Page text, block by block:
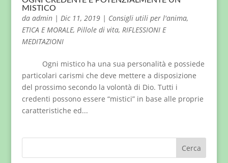
MISTICO
da admin| Dic 11, 2019| Consigli utili per l'anima,
ETICA E MORALE, Pillole di vita, RIFLESSIONI E
MEDITAZIONI
Ogni mistico ha una sua personalità e possiede
particolari carismi che deve mettere a disposizione
del prossimo secondo la volontà di Dio. Tutti i
credenti possono essere “mistici” in base alle proprie
caratteristiche ed...
Cerca